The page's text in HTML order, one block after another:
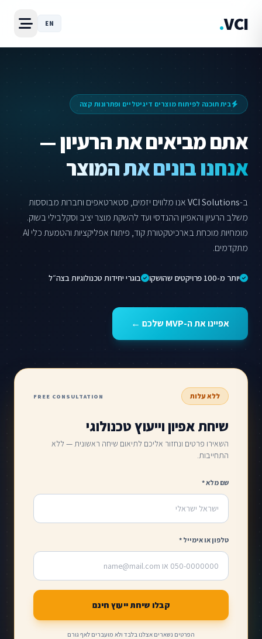
VCI
.
EN
בית תוכנה לפיתוח מוצרים דיגיטליים ופתרונות קצה
אתם מביאים את הרעיון —
אנחנו בונים את המוצר
ב-VCI Solutionsאנו מלווים יזמים, סטארטאפים וחברות מבוססות
משלב הרעיון והאפיון ההנדסי ועד להשקת מוצר יציב וסקלבילי בשוק.
מומחיות מוכחת בארכיטקטורת קוד, פיתוח אפליקציות והטמעת כלי AI
מתקדמים.
יותר מ-100 פרויקטים שהושקו בוגרי יחידות טכנולוגיות בצה״ל
אפיינו את ה-MVP שלכם ←
ללא עלות FREE CONSULTATION
שיחת אפיון וייעוץ טכנולוגי
השאירו פרטים ונחזור אליכם לתיאום שיחה ראשונית — ללא
התחייבות.
שם מלא *
טלפון או אימייל *
קבלו שיחת ייעוץ חינם
הפרטים נשארים אצלנו בלבד ולא מועברים לאף גורם